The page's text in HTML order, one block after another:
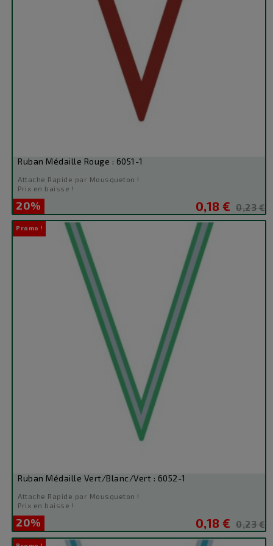
20%
Ruban Médaille Rouge : 6051-1
Attache Rapide par Mousqueton !
Prix en baisse !
Prix
0,18 € Prix
de
0,23 €
Promo !
20%
Ruban Médaille Vert/Blanc/Vert : 6052-1
Attache Rapide par Mousqueton !
Prix en baisse !
Prix
0,18 € Prix
de
0,23 €